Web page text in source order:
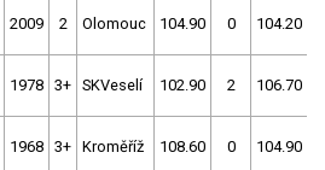
2009 2 Olomouc 104.90 0 104.20
1978 3+ SKVeselí 102.90 2 106.70
1968 3+ Kroměříž 108.60 0 104.90